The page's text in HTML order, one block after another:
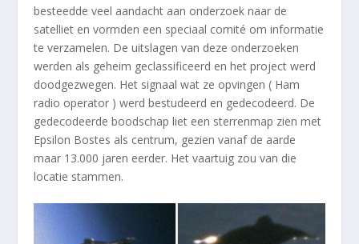
besteedde veel aandacht aan onderzoek naar de
satelliet en vormden een speciaal comité om informatie
te verzamelen. De uitslagen van deze onderzoeken
werden als geheim geclassificeerd en het project werd
doodgezwegen. Het signaal wat ze opvingen ( Ham
radio operator ) werd bestudeerd en gedecodeerd. De
gedecodeerde boodschap liet een sterrenmap zien met
Epsilon Bostes als centrum, gezien vanaf de aarde
maar 13.000 jaren eerder. Het vaartuig zou van die
locatie stammen.